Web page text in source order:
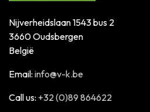
Nijverheidslaan 1543 bus 2
3660 Oudsbergen
België
Email: info@v-k.be
Call us: +32 (0)89 864622